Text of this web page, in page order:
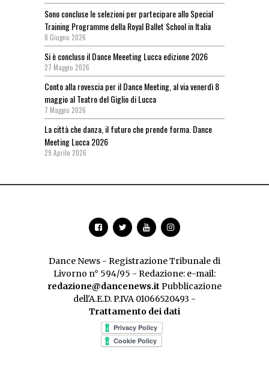
Sono concluse le selezioni per partecipare allo Special
Training Programme della Royal Ballet School in Italia
8 Giugno 2026
Si è concluso il Dance Meeeting Lucca edizione 2026
27 Maggio 2026
Conto alla rovescia per il Dance Meeting, al via venerdì 8
maggio al Teatro del Giglio di Lucca
7 Maggio 2026
La città che danza, il futuro che prende forma. Dance
Meeting Lucca 2026
29 Aprile 2026
Dance News - Registrazione Tribunale di
Livorno n° 594/95 - Redazione: e-mail:
redazione@dancenews.it Pubblicazione
dell'A.E.D. P.IVA 01066520493 -
Trattamento dei dati